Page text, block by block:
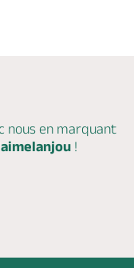
nous en marquant
!